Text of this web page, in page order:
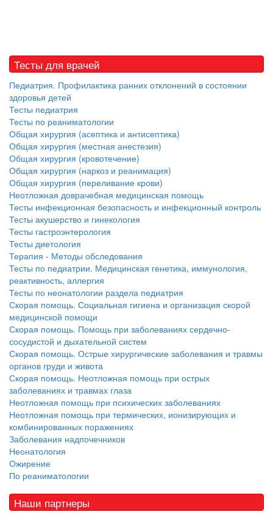
Тесты для врачей
Педиатрия. Профилактика ранних отклонений в состоянии
здоровья детей
Тесты педиатрия
Тесты по реаниматологии
Общая хирургия (асептика и антисептика)
Общая хирургия (местная анестезия)
Общая хирургия (кровотечение)
Общая хирургия (наркоз и реанимация)
Общая хирургия (переливание крови)
Неотложная доврачебная медицинская помощь
Тесты инфекционная безопасность и инфекционный контроль
Тесты акушерство и гинекология
Тесты гастроэнтерология
Тесты диетология
Терапия - Методы обследования
Тесты по педиатрии. Медицинская генетика, иммунология,
реактивность, аллергия
Тесты по неонатологии раздела педиатрия
Скорая помощь. Социальная гигиена и организация скорой
медицинской помощи
Скорая помощь. Помощь при заболеваниях сердечно-
сосудистой и дыхательной систем
Скорая помощь. Острые хирургические заболевания и травмы
органов груди и живота
Скорая помощь. Неотложная помощь при острых
заболеваниях и травмах глаза
Неотложная помощь при психических заболеваниях
Неотложная помощь при термических, ионизирующих и
комбинированных поражениях
Заболевания надпочечников
Неонатология
Ожирение
По реаниматологии
Наши партнеры